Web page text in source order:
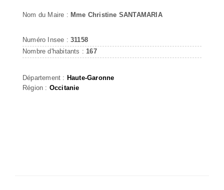
Nom du Maire : Mme Christine SANTAMARIA
Numéro Insee : 31158
Nombre d'habitants : 167
Département : Haute-Garonne
Région : Occitanie